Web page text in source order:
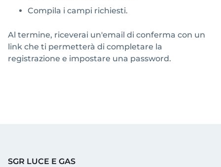
Compila i campi richiesti.
Al termine, riceverai un'email di conferma con un
link che ti permetterà di completare la
registrazione e impostare una password.
SGR LUCE E GAS